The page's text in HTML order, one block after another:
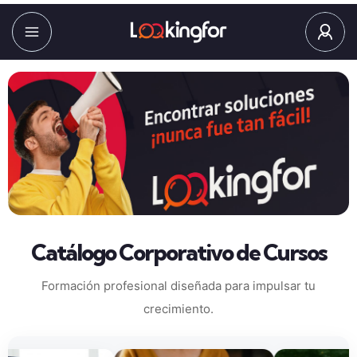
Catálogo Corporativo de Cursos
Formación profesional diseñada para impulsar tu
crecimiento.